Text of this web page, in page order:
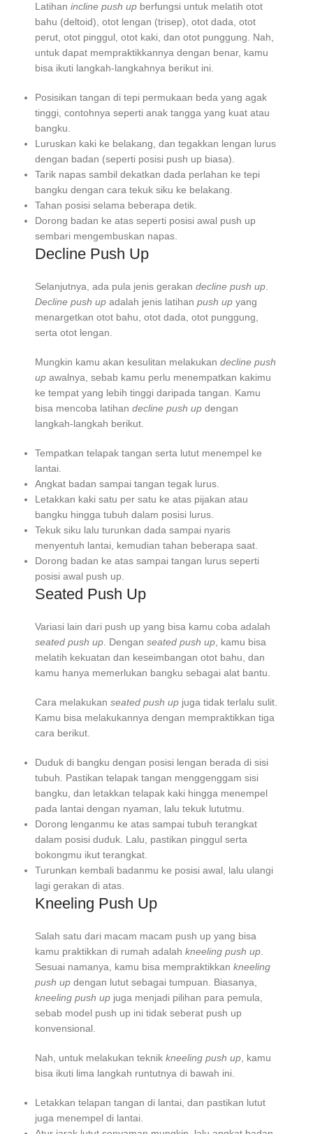
Latihan incline push up berfungsi untuk melatih otot
bahu (deltoid), otot lengan (trisep), otot dada, otot
perut, otot pinggul, otot kaki, dan otot punggung. Nah,
untuk dapat mempraktikkannya dengan benar, kamu
bisa ikuti langkah-langkahnya berikut ini.
Posisikan tangan di tepi permukaan beda yang agak
tinggi, contohnya seperti anak tangga yang kuat atau
bangku.
Luruskan kaki ke belakang, dan tegakkan lengan lurus
dengan badan (seperti posisi push up biasa).
Tarik napas sambil dekatkan dada perlahan ke tepi
bangku dengan cara tekuk siku ke belakang.
Tahan posisi selama beberapa detik.
Dorong badan ke atas seperti posisi awal push up
sembari mengembuskan napas.
Decline Push Up
Selanjutnya, ada pula jenis gerakan decline push up
Decline push up adalah jenis latihan push up yang
menargetkan otot bahu, otot dada, otot punggung,
serta otot lengan.
Mungkin kamu akan kesulitan melakukan decline push
up awalnya, sebab kamu perlu menempatkan kakimu
ke tempat yang lebih tinggi daripada tangan. Kamu
bisa mencoba latihan decline push up dengan
langkah-langkah berikut.
Tempatkan telapak tangan serta lutut menempel ke
lantai.
Angkat badan sampai tangan tegak lurus.
Letakkan kaki satu per satu ke atas pijakan atau
bangku hingga tubuh dalam posisi lurus.
Tekuk siku lalu turunkan dada sampai nyaris
menyentuh lantai, kemudian tahan beberapa saat.
Dorong badan ke atas sampai tangan lurus seperti
posisi awal push up.
Seated Push Up
Variasi lain dari push up yang bisa kamu coba adalah
seated push up . Dengan seated push up , kamu bisa
melatih kekuatan dan keseimbangan otot bahu, dan
kamu hanya memerlukan bangku sebagai alat bantu.
Cara melakukan seated push up juga tidak terlalu sulit.
Kamu bisa melakukannya dengan mempraktikkan tiga
cara berikut.
Duduk di bangku dengan posisi lengan berada di sisi
tubuh. Pastikan telapak tangan menggenggam sisi
bangku, dan letakkan telapak kaki hingga menempel
pada lantai dengan nyaman, lalu tekuk lututmu.
Dorong lenganmu ke atas sampai tubuh terangkat
dalam posisi duduk. Lalu, pastikan pinggul serta
bokongmu ikut terangkat.
Turunkan kembali badanmu ke posisi awal, lalu ulangi
lagi gerakan di atas.
Kneeling Push Up
Salah satu dari macam macam push up yang bisa
kamu praktikkan di rumah adalah kneeling push up
Sesuai namanya, kamu bisa mempraktikkan kneeling
push up dengan lutut sebagai tumpuan. Biasanya,
kneeling push up juga menjadi pilihan para pemula,
sebab model push up ini tidak seberat push up
konvensional.
Nah, untuk melakukan teknik kneeling push up , kamu
bisa ikuti lima langkah runtutnya di bawah ini.
Letakkan telapan tangan di lantai, dan pastikan lutut
juga menempel di lantai.